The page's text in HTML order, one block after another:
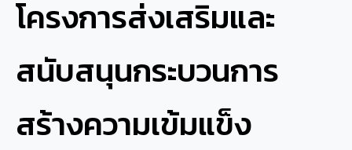
โครงการส่งเสริมและ
สนับสนุนกระบวนการ
สร้างความเข้มแข็ง